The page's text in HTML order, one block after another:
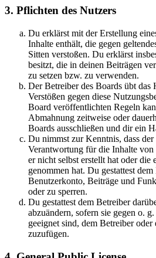
3. Pflichten des Nutzers
Du erklärst mit der Erstellung
Inhalte enthält, die gegen
Sitten verstoßen. Du erklärst
besitzt, die in deinen Beiträgen
zu setzen bzw. zu verwenden.
Der Betreiber des Boards übt das
Verstößen gegen diese
Board veröffentlichten Regeln
Abmahnung zeitweise oder
Boards ausschließen und dir ein
Du nimmst zur Kenntnis, dass
Verantwortung für die Inhalte
er nicht selbst erstellt hat oder die
genommen hat. Du gestattest
Benutzerkonto, Beiträge und
oder zu sperren.
Du gestattest dem Betreiber
abzuändern, sofern sie gegen o.
geeignet sind, dem Betreiber
zuzufügen.